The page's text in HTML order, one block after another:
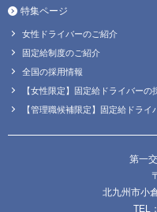
特集ページ
女性ドライバーのご紹介
固定給制度のご紹介
全国の採用情報
【女性限定】固定給ドライバーの
【管理職候補限定】固定給ドライ
第一
北九州市小
TEL